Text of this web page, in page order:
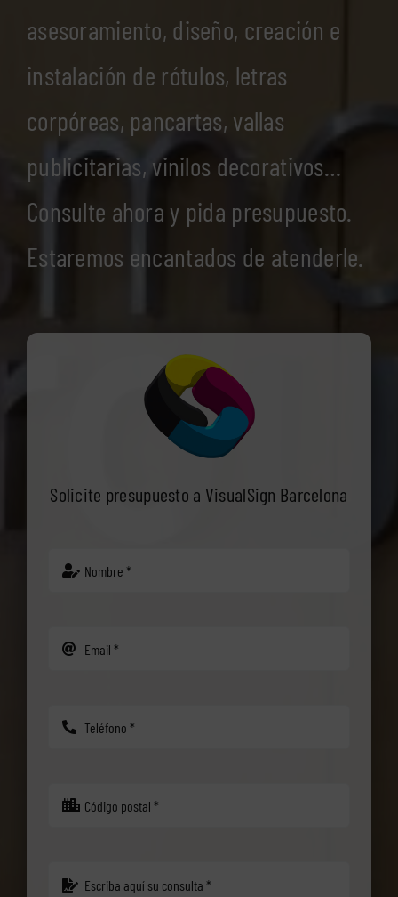
asesoramiento, diseño, creación e
instalación de rótulos, letras
corpóreas, pancartas, vallas
publicitarias, vinilos decorativos…
Consulte ahora y pida presupuesto.
Estaremos encantados de atenderle.
Solicite presupuesto a VisualSign Barcelona